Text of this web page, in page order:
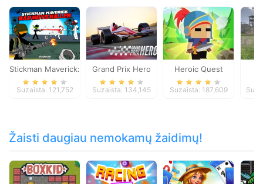
Stickman Maverick: Bad Boys Killer
Suzaista: 121,752
Grand Prix Hero
Suzaista: 134,145
Heroic Quest
Suzaista: 187,609
Žaisti daugiau nemokamų žaidimų!